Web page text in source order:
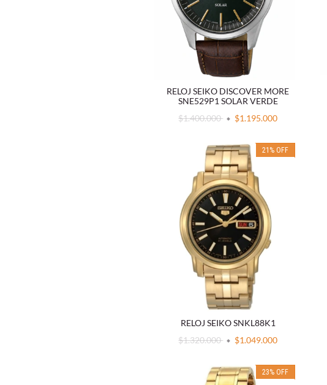
RELOJ SEIKO DISCOVER MORE
SNE529P1 SOLAR VERDE
$1.400.000
$1.195.000
21 % OFF
RELOJ SEIKO SNKL88K1
$1.320.000
$1.049.000
23% OFF